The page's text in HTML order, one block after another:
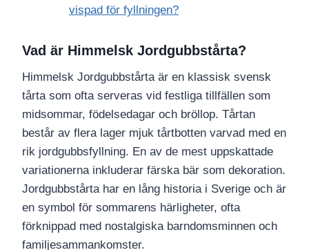
vispad för fyllningen?
Vad är Himmelsk Jordgubbstårta?
Himmelsk Jordgubbstårta är en klassisk svensk
tårta som ofta serveras vid festliga tillfällen som
midsommar, födelsedagar och bröllop. Tårtan
består av flera lager mjuk tårtbotten varvad med en
rik jordgubbsfyllning. En av de mest uppskattade
variationerna inkluderar färska bär som dekoration.
Jordgubbstårta har en lång historia i Sverige och är
en symbol för sommarens härligheter, ofta
förknippad med nostalgiska barndomsminnen och
familjesammankomster.